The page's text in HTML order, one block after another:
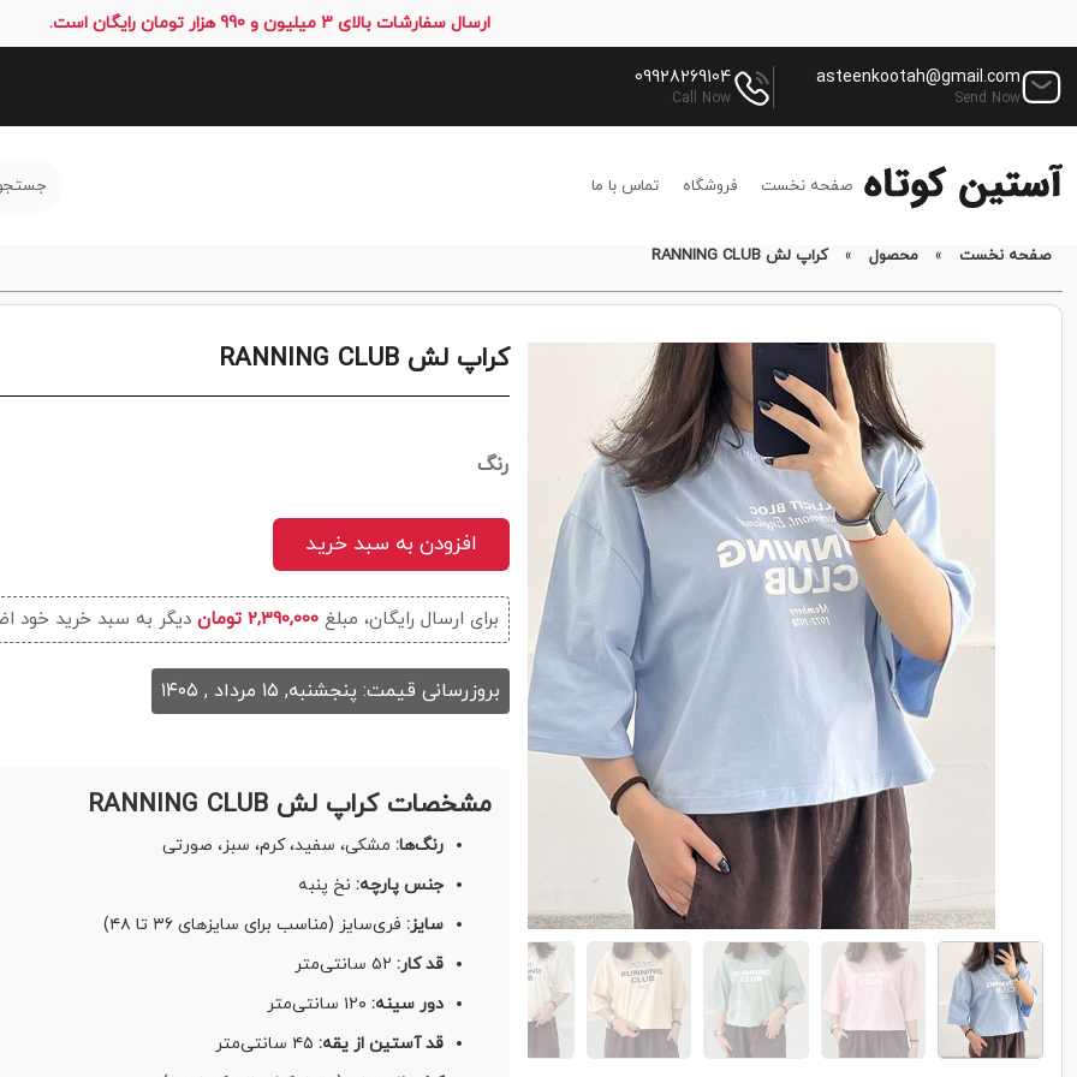
ارسال سفارشات بالای 3 میلیون و 990 هزار تومان رایگان است.
asteenkootah@gmail.com
Send Now
09928269104
Call Now
صفحه نخست فروشگاه تماس با ما
صفحه نخست » محصول » کراپ لش RANNING CLUB
کراپ لش RANNING CLUB
رنگ
افزودن به سبد خرید
برای ارسال رایگان، مبلغ2,390,000 تومان دیگر به سبد خرید خود
بروزرسانی قیمت: پنجشنبه, ۱۵ مرداد , ۱۴۰۵
مشخصات کراپ لش RANNING CLUB
رنگ‌ها: مشکی، سفید، کرم، سبز، صورتی
جنس پارچه: نخ پنبه
سایز: فری‌سایز (مناسب برای سایزهای ۳۶ تا ۴۸)
قد کار:
دور سینه:
قد آستین از یقه: